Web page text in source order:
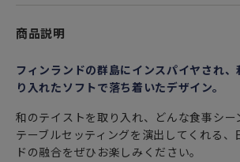
商品説明
フィンランドの群島にインスパイヤされ
り入れたソフトで落ち着いたデザイン。
和のテイストを取り入れ、どんな食事シー
テーブルセッティングを演出してくれる、
ドの融合をぜひお楽しみください。